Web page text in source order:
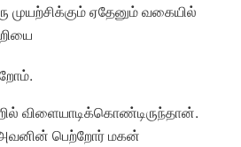
ஏதேனும் வகையில்
விளையாடிக்கொண்டிருந்தான்.
பெற்றோர் மகன்